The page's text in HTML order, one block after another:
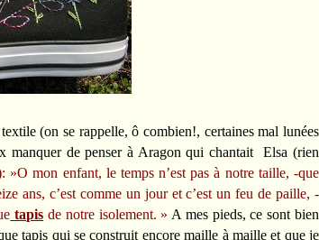
(on se rappelle, ô combien!, certaines mal lunées
de penser à Aragon qui chantait Elsa (rien
»O mon enfant, le temps n’est pas à notre taille, -que
ans, c’est comme un jour et c’est un feu de paille, -
tapis de notre isolement. » A mes pieds, ce sont bien
tapis qui se construit encore maille à maille et que je